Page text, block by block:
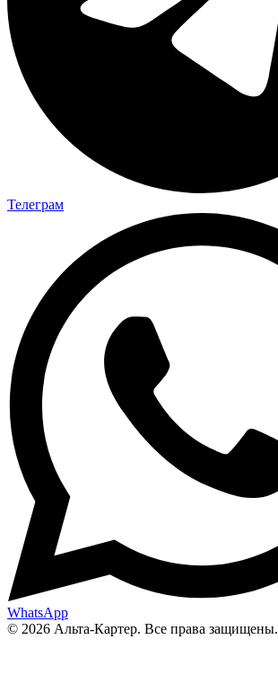
Телеграм
WhatsApp
© 2026 Альта-Картер. Все права защищены.